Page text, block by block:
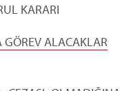
KARARI
ALACAKLAR